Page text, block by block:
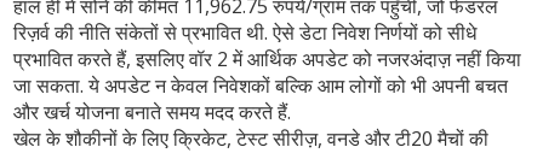
हाल ही में सोने की कीमत 11,962.75 रुपये/ग्राम तक पहुँची, जो फेडरल
रिज़र्व की नीति संकेतों से प्रभावित थी. ऐसे डेटा निवेश निर्णयों को सीधे
प्रभावित करते हैं, इसलिएवॉर 2में आर्थिक अपडेट को नजरअंदाज़ नहीं किया
जा सकता. ये अपडेट न केवल निवेशकों बल्कि आम लोगों को भी अपनी बचत
और खर्च योजना बनाते समय मदद करते हैं.
खेल के शौकीनों के लिएक्रिकेट,टेस्ट सीरीज़, वनडे और टी20 मैचों की